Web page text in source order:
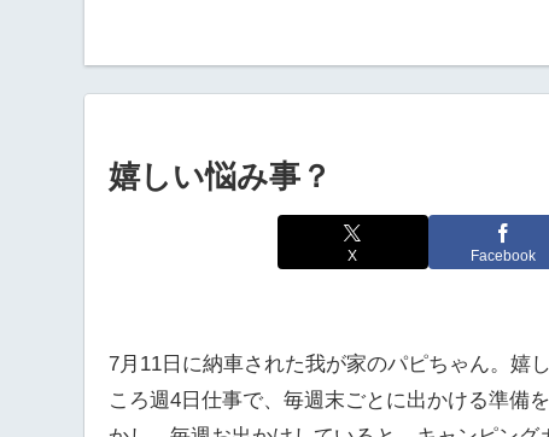
嬉しい悩み事？
X Facebook
7月11日に納車された我が家のパピちゃん。嬉
ころ週4日仕事で、毎週末ごとに出かける準備